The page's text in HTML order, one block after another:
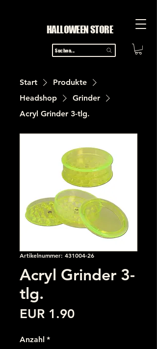
HALLOWEEN STORE
Suchen...
Start
Produkte
Headshop
Grinder
Acryl Grinder 3-tlg.
Artikelnummer: 431004-26
Acryl Grinder 3-
tlg.
EUR 1.90Preis
Anzahl *